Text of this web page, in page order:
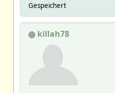
Gespeichert
killah78